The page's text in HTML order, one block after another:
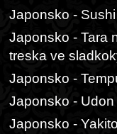
Japonsko - Sushi
Japonsko - Tara
treska ve
Japonsko -
Japonsko - Udon
Japonsko -